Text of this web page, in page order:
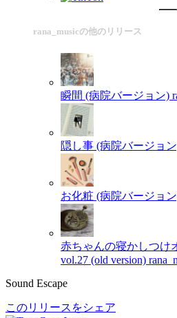
rana_musicの他のリリース
瞬間 (病院バージョン)
隠し事 (病院バージョ
お化粧 (病院バージョ
赤ちゃんの寝かしつけ
vol.27 (old version)
Sound Escape
このリリースをシェア